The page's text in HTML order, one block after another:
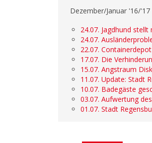
Dezember/Januar '16/'17
24.07. Jagdhund
24.07.
22.07.
17.07. Die
15.07. Angstraum
11.07. Update: Stadt
10.07. Badegäste
03.07. Aufwertung
01.07. Stadt